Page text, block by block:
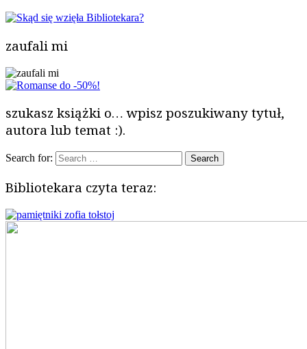
zaufali mi
szukasz książki o… wpisz poszukiwany tytuł,
autora lub temat :).
Search for:
Bibliotekara czyta teraz: